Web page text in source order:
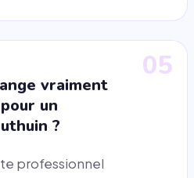
05
vraiment
un
?
professionnel